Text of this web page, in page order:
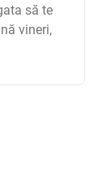
să te
vineri,